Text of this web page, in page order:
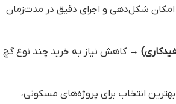
شکل‌دهی و اجرای دقیق در مدت‌زمان
→ کاهش نیاز به خرید چند نوع گچ
انتخاب برای پروژه‌های مسکونی،